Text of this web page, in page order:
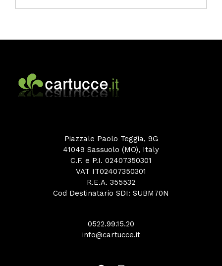
Piazzale Paolo Teggia, 9G
41049 Sassuolo (MO), Italy
C.F. e P.I. 02407350301
VAT IT02407350301
R.E.A. 355532
Cod Destinatario SDI: SUBM70N
0522.99.15.20
info@cartucce.it